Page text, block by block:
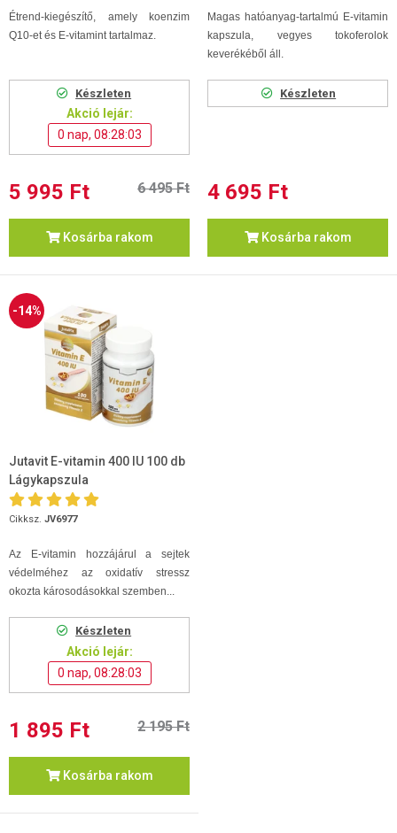
Étrend-kiegészítő, amely koenzim
Q10-et és E-vitamint tartalmaz.
Készleten
Akció lejár:
0 nap, 08:28:03
5 995 Ft 6 495 Ft
Kosárba rakom
Magas hatóanyag-tartalmú E-vitamin
kapszula, vegyes tokoferolok
keverékéből áll.
Készleten
4 695 Ft
Kosárba rakom
-14%
Jutavit E-vitamin 400 IU 100 db
Lágykapszula
Cikksz. JV6977
Az E-vitamin hozzájárul a sejtek
védelméhez az oxidatív stressz
okozta károsodásokkal szemben...
Készleten
Akció lejár:
0 nap, 08:28:03
1 895 Ft 2 195 Ft
Kosárba rakom